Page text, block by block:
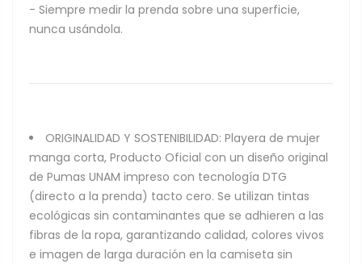
- Siempre medir la prenda sobre una superficie,
nunca usándola.
ORIGINALIDAD Y SOSTENIBILIDAD: Playera de mujer
manga corta, Producto Oficial con un diseño original
de Pumas UNAM impreso con tecnología DTG
(directo a la prenda) tacto cero. Se utilizan tintas
ecológicas sin contaminantes que se adhieren a las
fibras de la ropa, garantizando calidad, colores vivos
e imagen de larga duración en la camiseta sin